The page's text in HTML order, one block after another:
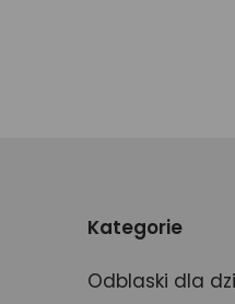
Kategorie
Odblaski dla